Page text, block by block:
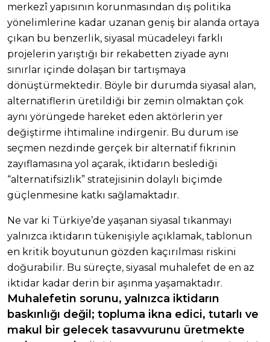
merkezî yapısının korunmasından dış politika
yönelimlerine kadar uzanan geniş bir alanda ortaya
çıkan bu benzerlik, siyasal mücadeleyi farklı
projelerin yarıştığı bir rekabetten ziyade aynı
sınırlar içinde dolaşan bir tartışmaya
dönüştürmektedir. Böyle bir durumda siyasal alan,
alternatiflerin üretildiği bir zemin olmaktan çok
aynı yörüngede hareket eden aktörlerin yer
değiştirme ihtimaline indirgenir. Bu durum ise
seçmen nezdinde gerçek bir alternatif fikrinin
zayıflamasına yol açarak, iktidarın beslediği
“alternatifsizlik” stratejisinin dolaylı biçimde
güçlenmesine katkı sağlamaktadır.
Ne var ki Türkiye’de yaşanan siyasal tıkanmayı
yalnızca iktidarın tükenişiyle açıklamak, tablonun
en kritik boyutunun gözden kaçırılması riskini
doğurabilir. Bu süreçte, siyasal muhalefet de en az
iktidar kadar derin bir aşınma yaşamaktadır.
Muhalefetin sorunu, yalnızca iktidarın
baskınlığı değil; topluma ikna edici, tutarlı ve
makul bir gelecek tasavvurunu üretmekte